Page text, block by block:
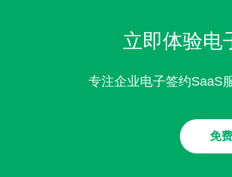
立即体验电
专注企业电子签约SaaS
免